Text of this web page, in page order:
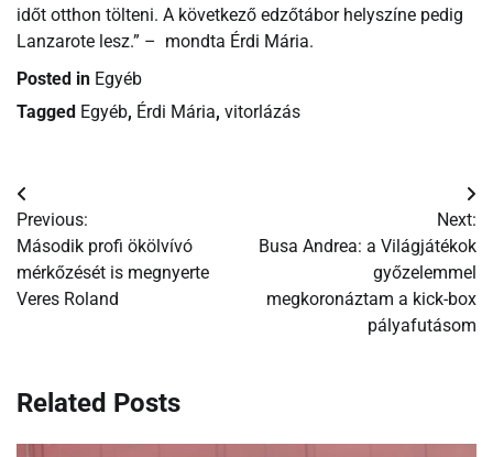
időt otthon tölteni. A következő edzőtábor helyszíne pedig
Lanzarote lesz.” – mondta Érdi Mária.
Posted in Egyéb
Tagged Egyéb, Érdi Mária, vitorlázás
Bejegyzés
navigáció
Previous:
Második profi ökölvívó
mérkőzését is megnyerte
Veres Roland
Next:
Busa Andrea: a Világjátékok
győzelemmel
megkoronáztam a kick-box
pályafutásom
Related Posts